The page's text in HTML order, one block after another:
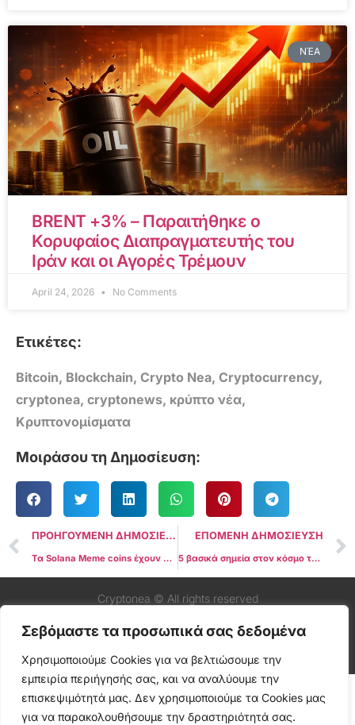
Σεβόμαστε τα προσωπικά σας δεδομένα
Χρησιμοποιούμε Cookies για να βελτιώσουμε την
εμπειρία περιήγησής σας, και να αναλύουμε την
επισκεψιμότητά μας. Δεν χρησιμοποιούμε τα Cookies μας
για να παρακολουθήσουμε την δραστηριότητά σας.
ΝΈΑ
BRENT +3% – Παραιτήθηκε ο
Κορυφαίος Διαπραγματευτής του
Ιράν και οι Αγορές Τρέμουν
April 24, 2026 No Comments
Ετικέτες:
Bitcoin, Blockchain, Crypto Nea, Cryptocurrency,
cryptonea, cryptonews, κρύπτο νέα,
Κρυπτονομίσματα
Μοιράσου τη Δημοσίευση:
ΠΡΟΗΓΟΥΜΕΝΗ ΔΗΜΟΣΙΕΥΣΗ
Tα Solana Meme coins έχουν ως και 80% πτώση της τιμής μετά από το Hype του Δεκεμβρίου
ΕΠΟΜΕΝΗ ΔΗΜΟΣΙΕΥΣΗ
5 βασικά σημεία στον κόσμο του Bitcoin για την εβδομάδα που έρχεται
Cryptonea © All rights reserved